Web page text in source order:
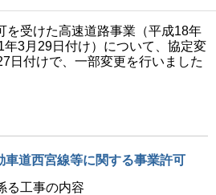
を受けた高速道路事業（平成18年
3月29日付け）について、協定変
日付けで、一部変更を行いました
車道西宮線等に関する事業許可
る工事の内容